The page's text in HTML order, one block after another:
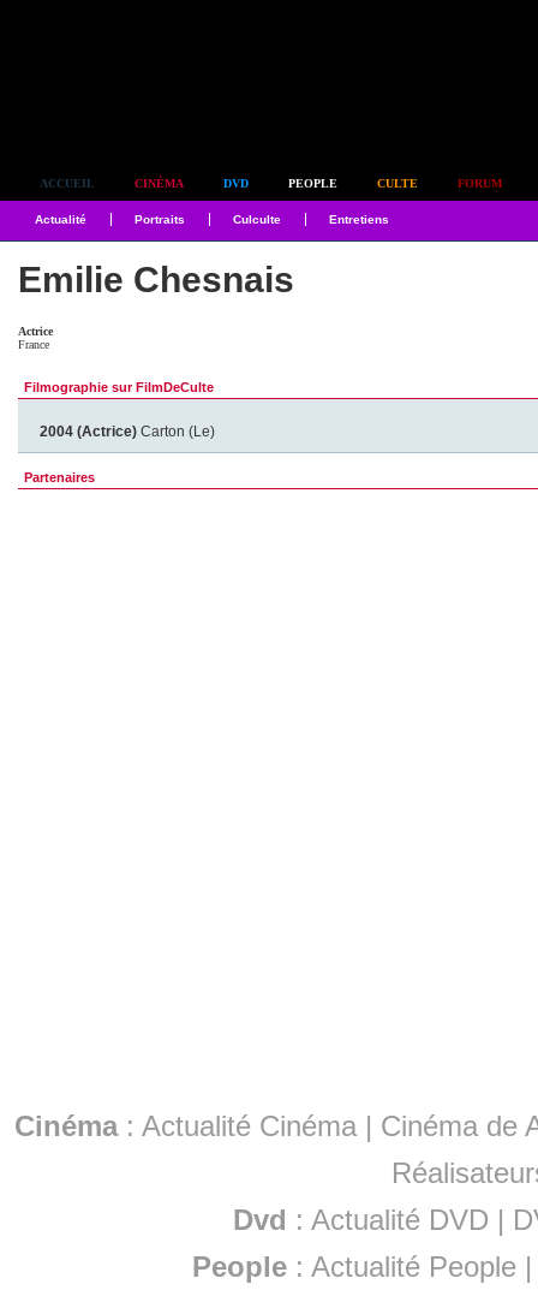
ACCUEIL CINÉMA DVD PEOPLE CULTE FORUM
Actualité Portraits Culculte Entretiens
Emilie Chesnais
Actrice
France
Filmographie sur FilmDeCulte
2004 (Actrice) Carton (Le)
Partenaires
Cinéma: Actualité Cinéma | Cinéma de
Dvd : Actualité DVD |
People :Actualité People